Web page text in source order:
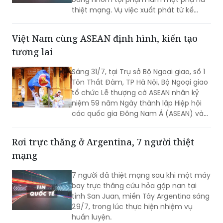
thiệt mạng. Vụ việc xuất phát từ kế
quan tử vong và hai người khác bị
Việt Nam cùng ASEAN định hình, kiến tạo
tương lai
Sáng 31/7, tại Trụ sở Bộ Ngoại giao, số 1
Tôn Thất Đàm, TP Hà Nội, Bộ Ngoại giao
tổ chức Lễ thượng cờ ASEAN nhân kỷ
niệm 59 năm Ngày thành lập Hiệp hội
các quốc gia Đông Nam Á (ASEAN) và
Rơi trực thăng ở Argentina, 7 người thiệt
mạng
7 người đã thiệt mạng sau khi một máy
bay trực thăng cứu hỏa gặp nạn tại
tỉnh San Juan, miền Tây Argentina sáng
29/7, trong lúc thực hiện nhiệm vụ
huấn luyện.